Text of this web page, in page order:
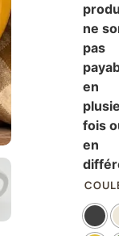
ne
pas
en
fois
en